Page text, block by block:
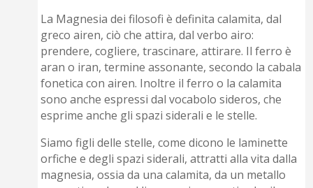
La Magnesia dei filosofi è definita calamita, dal
greco airen, ciò che attira, dal verbo airo:
prendere, cogliere, trascinare, attirare. Il ferro è
aran o iran, termine assonante, secondo la cabala
fonetica con airen. Inoltre il ferro o la calamita
sono anche espressi dal vocabolo sideros, che
esprime anche gli spazi siderali e le stelle.
Siamo figli delle stelle, come dicono le laminette
orfiche e degli spazi siderali, attratti alla vita dalla
magnesia, ossia da una calamita, da un metallo